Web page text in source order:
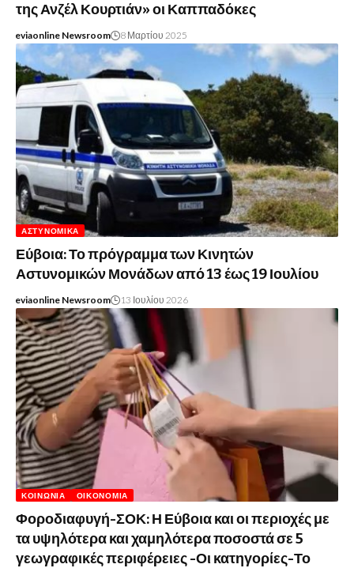
της Ανζέλ Κουρτιάν» οι Καππαδόκες
eviaonline Newsroom 8 Μαρτίου 2025
ΑΣΤΥΝΟΜΙΚΆ
Εύβοια: Το πρόγραμμα των Κινητών
Αστυνομικών Μονάδων από 13 έως 19 Ιουλίου
eviaonline Newsroom 13 Ιουλίου 2026
ΚΟΙΝΩΝΊΑ ΟΙΚΟΝΟΜΊΑ
Φοροδιαφυγή-ΣΟΚ: Η Εύβοια και οι περιοχές με
τα υψηλότερα και χαμηλότερα ποσοστά σε 5
γεωγραφικές περιφέρειες -Οι κατηγορίες-Το